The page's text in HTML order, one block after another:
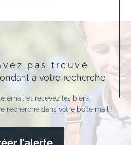
pas trouvé
à votre recherche
email et recevez les biens
recherche dans votre boîte mail !
l'alerte